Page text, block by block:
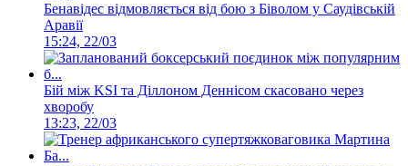
Бенавідес відмовляється від бою з Біволом у Саудівській
Аравії
15:24, 22/03
Бій між KSI та Діллоном Деннісом скасовано через
хворобу
13:23, 22/03